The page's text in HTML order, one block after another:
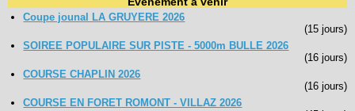
Coupe jounal LA GRUYERE 2026
(15 jours)
SOIREE POPULAIRE SUR PISTE - 5000m BULLE 2026
(16 jours)
COURSE CHAPLIN 2026
(16 jours)
COURSE EN FORET ROMONT - VILLAZ 2026